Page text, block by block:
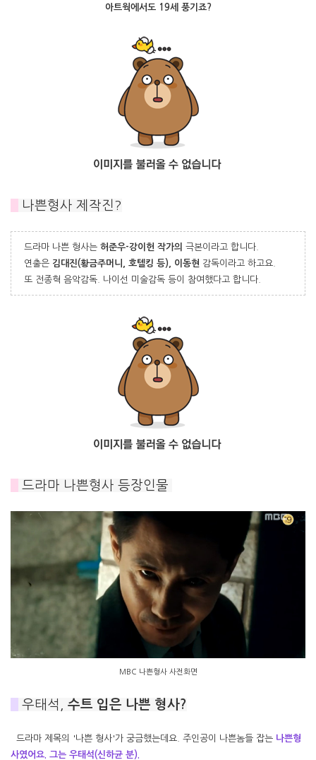
아트웍에서도 19세 풍기죠?
나쁜형사 제작진?
드라마 나쁜 형사는 허준우-강이헌 작가의 극본이라고 합니다.
연출은 김대진(황금주머니, 호텔킹 등), 이동현 감독이라고 하고요.
또 전종혁 음악감독. 나이선 미술감독 등이 참여했다고 합니다.
드라마 나쁜형사 등장인물
MBC 나쁜형사 사전화면
우태석, 수트 입은 나쁜 형사?
드라마 제목의 '나쁜 형사'가 궁금했는데요. 주인공이 나쁜놈들 잡는 나쁜형
사였어요. 그는 우태석(신하균 분).